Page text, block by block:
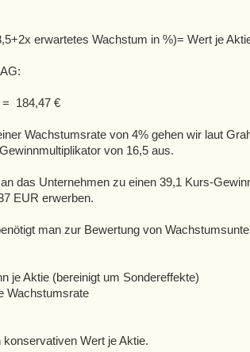
erwartetes Wachstum in %)= Wert je
= 184,47 €
Wachstumsrate von 4% gehen wir laut
von 16,5 aus.
das Unternehmen zu einen 39,1 Kurs-
EUR erwerben.
man zur Bewertung von
je Aktie (bereinigt um Sondereffekte)
Wachstumsrate
konservativen Wert je Aktie.